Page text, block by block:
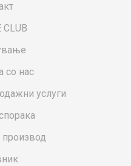
CLUB
со нас
услуги
производ